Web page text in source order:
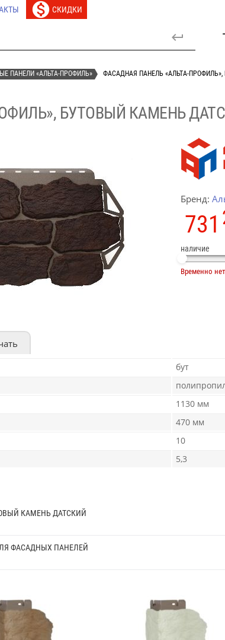
СКИДКИ
ПАНЕЛИ «АЛЬТА-ПРОФИЛЬ» ФАСАДНАЯ ПАНЕЛЬ «АЛЬТА-
БУТОВЫЙ КАМЕНЬ
Бренд:
731
наличие
Временно
бут
1130 мм
470 мм
10
5,3
КАМЕНЬ ДАТСКИЙ
ФАСАДНЫХ ПАНЕЛЕЙ